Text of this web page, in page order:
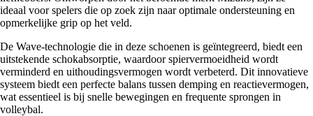
ideaal voor spelers die op zoek zijn naar optimale ondersteuning en
opmerkelijke grip op het veld.
De Wave-technologie die in deze schoenen is geïntegreerd, biedt een
uitstekende schokabsorptie, waardoor spiervermoeidheid wordt
verminderd en uithoudingsvermogen wordt verbeterd. Dit innovatieve
systeem biedt een perfecte balans tussen demping en reactievermogen,
wat essentieel is bij snelle bewegingen en frequente sprongen in
volleybal.